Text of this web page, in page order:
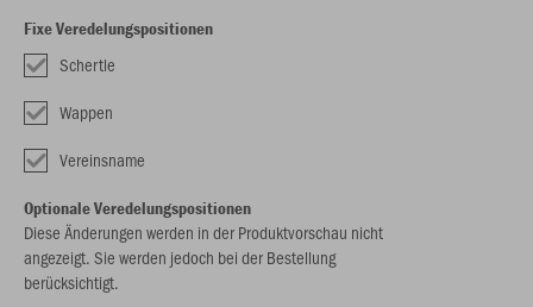
Fixe Veredelungspositionen
Schertle
Wappen
Vereinsname
Optionale Veredelungspositionen
Diese Änderungen werden in der Produktvorschau nicht
angezeigt. Sie werden jedoch bei der Bestellung
berücksichtigt.